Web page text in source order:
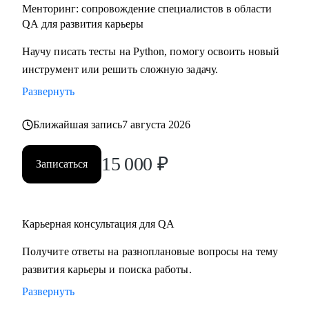
Менторинг: сопровождение специалистов в области
QA для развития карьеры
Научу писать тесты на Python, помогу освоить новый
инструмент или решить сложную задачу.
Развернуть
Ближайшая запись7 августа 2026
Записаться 15 000 ₽
Карьерная консультация для QA
Получите ответы на разноплановые вопросы на тему
развития карьеры и поиска работы.
Развернуть